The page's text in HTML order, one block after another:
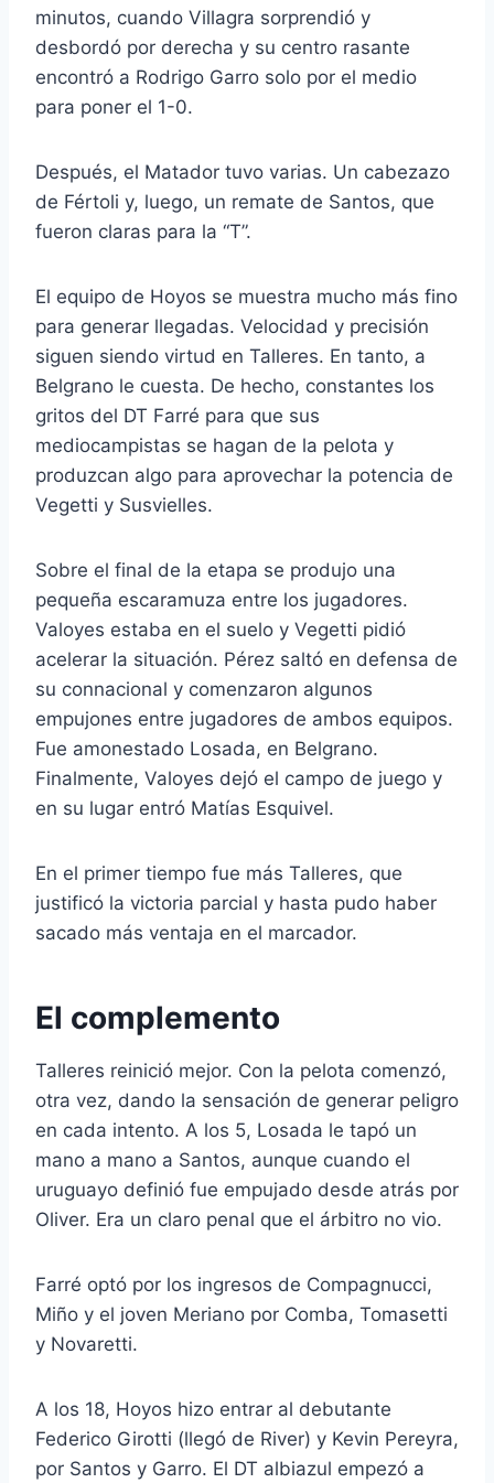
minutos, cuando Villagra sorprendió y
desbordó por derecha y su centro rasante
encontró a Rodrigo Garro solo por el medio
para poner el 1-0.
Después, el Matador tuvo varias. Un cabezazo
de Fértoli y, luego, un remate de Santos, que
fueron claras para la “T”.
El equipo de Hoyos se muestra mucho más fino
para generar llegadas. Velocidad y precisión
siguen siendo virtud en Talleres. En tanto, a
Belgrano le cuesta. De hecho, constantes los
gritos del DT Farré para que sus
mediocampistas se hagan de la pelota y
produzcan algo para aprovechar la potencia de
Vegetti y Susvielles.
Sobre el final de la etapa se produjo una
pequeña escaramuza entre los jugadores.
Valoyes estaba en el suelo y Vegetti pidió
acelerar la situación. Pérez saltó en defensa de
su connacional y comenzaron algunos
empujones entre jugadores de ambos equipos.
Fue amonestado Losada, en Belgrano.
Finalmente, Valoyes dejó el campo de juego y
en su lugar entró Matías Esquivel.
En el primer tiempo fue más Talleres, que
justificó la victoria parcial y hasta pudo haber
sacado más ventaja en el marcador.
El complemento
Talleres reinició mejor. Con la pelota comenzó,
otra vez, dando la sensación de generar peligro
en cada intento. A los 5, Losada le tapó un
mano a mano a Santos, aunque cuando el
uruguayo definió fue empujado desde atrás por
Oliver. Era un claro penal que el árbitro no vio.
Farré optó por los ingresos de Compagnucci,
Miño y el joven Meriano por Comba, Tomasetti
y Novaretti.
A los 18, Hoyos hizo entrar al debutante
Federico Girotti (llegó de River) y Kevin Pereyra,
por Santos y Garro. El DT albiazul empezó a